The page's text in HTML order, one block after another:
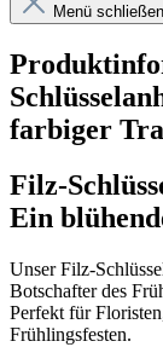
Menü schließen
farbiger
Filz-
Ein
Unser Filz-
Botschafter des
Perfekt für
Frühlingsfesten.